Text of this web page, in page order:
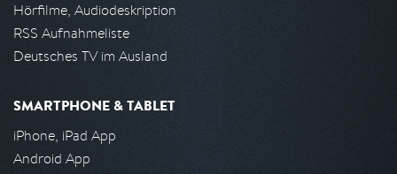
Hörfilme, Audiodeskription
RSS Aufnahmeliste
Deutsches TV im Ausland
SMARTPHONE & TABLET
iPhone, iPad App
Android App